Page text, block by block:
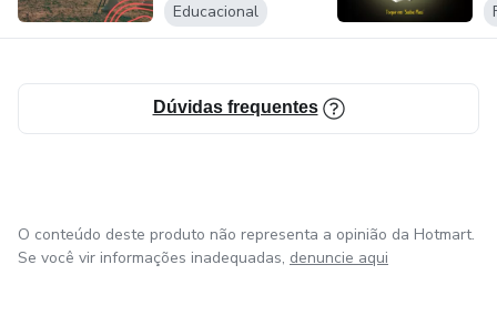
Educacional
Dúvidas frequentes
O conteúdo deste produto não representa a opinião da Hotmart.
Se você vir informações inadequadas, denuncie aqui